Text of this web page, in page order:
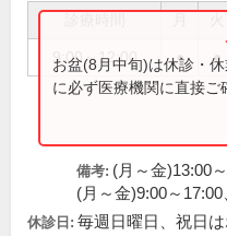
9:00～12:00 ● ●
お盆(8月中旬)は休診・
に必ず医療機関に直接ご
備考: (月～金)13:00
(月～金)9:00～
休診日: 毎週日曜日、祝日